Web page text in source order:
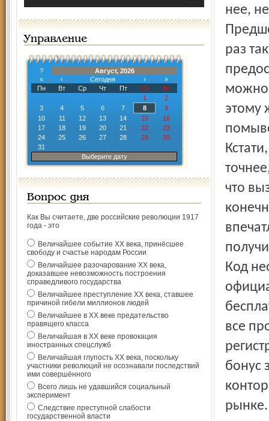
Управление
?
Август, 2026
«
‹ Сегодня ›
»
Пн
Вт Ср Чт Пт Сб
Вс
1
2
3
4 5 6 7 8
9
10
11 12 13 14 15
16
17
18 19 20 21 22
23
24
25 26 27 28 29
30
31
Выберите дату
Вопрос дня
Как Вы считаете, две российские революции 1917
года - это
Величайшее событие ХХ века, принёсшее
свободу и счастье народам России
Величайшее разочарование ХХ века,
доказавшее невозможность построения
справедливого государства
Величайшее преступление ХХ века, ставшее
причиной гибели миллионов людей
Величайшее в ХХ веке предательство
правящего класса
Величайшая в ХХ веке провокация
иностранных спецслужб
Величайшая глупость ХХ века, поскольку
участники революций не осознавали последствий
ими совершённого
Всего лишь не удавшийся социальный
эксперимент
Следствие преступной слабости
государственной власти
нее,
раз
можно
этому
что
Код
все
бонус
рынке.